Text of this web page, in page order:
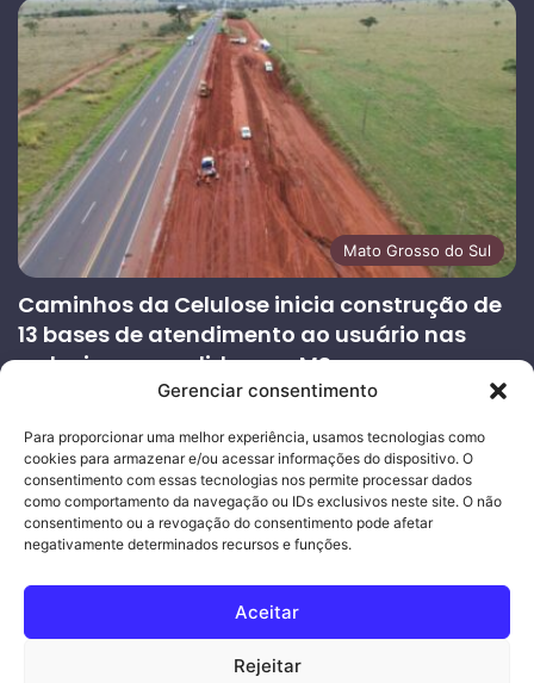
Gerenciar consentimento
Para proporcionar uma melhor experiência, usamos tecnologias como
cookies para armazenar e/ou acessar informações do dispositivo. O
consentimento com essas tecnologias nos permite processar dados
como comportamento da navegação ou IDs exclusivos neste site. O não
consentimento ou a revogação do consentimento pode afetar
negativamente determinados recursos e funções.
Aceitar
Rejeitar
Mato Grosso do Sul
Caminhos da Celulose inicia construção de
13 bases de atendimento ao usuário nas
rodovias concedidas em MS
Página
anterior
Próxima
página
Ouro Empresas- Desenvolvimento Web
Joeber Garcia
FacebookInstagram